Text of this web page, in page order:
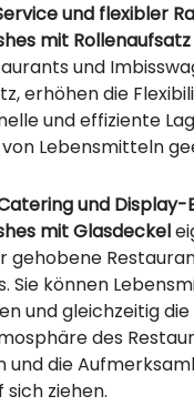
und flexibler
mit Rollenaufsatz
und
erhöhen die
und effiziente
Lebensmitteln
und Display-
mit Glasdeckel
gehobene
Sie können
und gleichzeitig die
des
und die
sich ziehen.